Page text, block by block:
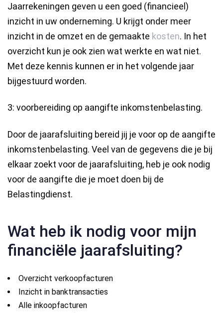
Jaarrekeningen geven u een goed (financieel)
inzicht in uw onderneming. U krijgt onder meer
inzicht in de omzet en de gemaakte kosten. In het
overzicht kun je ook zien wat werkte en wat niet.
Met deze kennis kunnen er in het volgende jaar
bijgestuurd worden.
3: voorbereiding op aangifte inkomstenbelasting.
Door de jaarafsluiting bereid jij je voor op de aangifte
inkomstenbelasting. Veel van de gegevens die je bij
elkaar zoekt voor de jaarafsluiting, heb je ook nodig
voor de aangifte die je moet doen bij de
Belastingdienst.
Wat heb ik nodig voor mijn
financiële jaarafsluiting?
Overzicht verkoopfacturen
Inzicht in banktransacties
Alle inkoopfacturen